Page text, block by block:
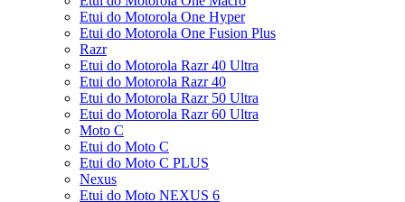
Etui do Motorola One Hyper
Etui do Motorola One Fusion Plus
Razr
Etui do Motorola Razr 40 Ultra
Etui do Motorola Razr 40
Etui do Motorola Razr 50 Ultra
Etui do Motorola Razr 60 Ultra
Moto C
Etui do Moto C
Etui do Moto C PLUS
Nexus
Etui do Moto NEXUS 6